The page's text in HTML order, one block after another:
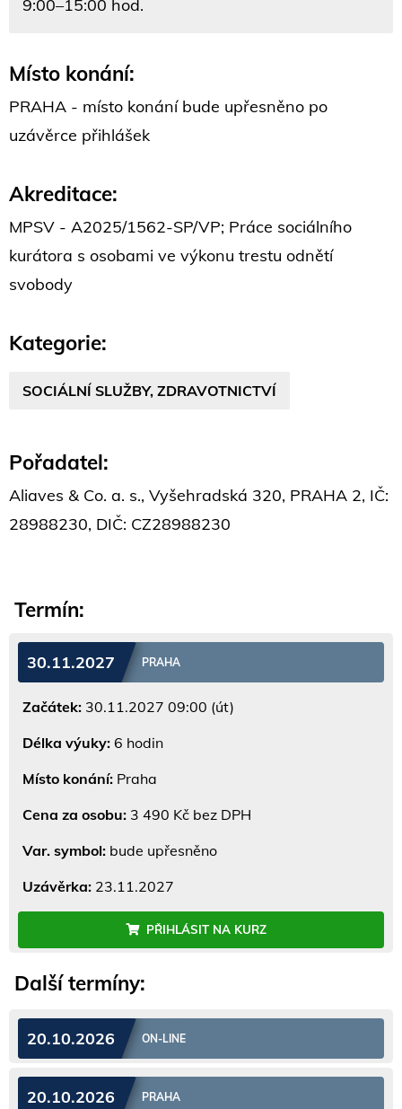
9:00–15:00 hod.
Místo konání:
PRAHA - místo konání bude upřesněno po
uzávěrce přihlášek
Akreditace:
MPSV - A2025/1562-SP/VP; Práce sociálního
kurátora s osobami ve výkonu trestu odnětí
svobody
Kategorie:
SOCIÁLNÍ SLUŽBY, ZDRAVOTNICTVÍ
Pořadatel:
Aliaves & Co. a. s., Vyšehradská 320, PRAHA 2, IČ:
28988230, DIČ: CZ28988230
Termín:
30.11.2027 PRAHA
Začátek: 30.11.2027 09:00 (út)
Délka výuky: 6 hodin
Místo konání: Praha
Cena za osobu: 3 490 Kč bez DPH
Var. symbol: bude upřesněno
Uzávěrka: 23.11.2027
PŘIHLÁSIT NA KURZ
Další termíny:
20.10.2026 ON-LINE
20.10.2026 PRAHA